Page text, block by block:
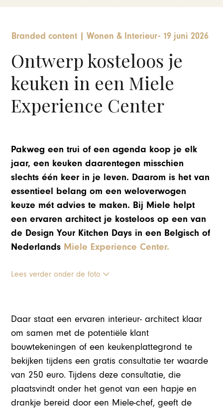
Branded content | Wonen & Interieur- 19 juni 2026
Ontwerp kosteloos je
keuken in een Miele
Experience Center
Pakweg een trui of een agenda koop je elk
jaar, een keuken daarentegen misschien
slechts één keer in je leven. Daarom is het van
essentieel belang om een weloverwogen
keuze mét advies te maken. Bij Miele helpt
een ervaren architect je kosteloos op een van
de Design Your Kitchen Days in een Belgisch of
Nederlands Miele Experience Center.
Lees verder onder de foto
Daar staat een ervaren interieur- architect klaar
om samen met de potentiële klant
bouwtekeningen of een keukenplattegrond te
bekijken tijdens een gratis consultatie ter waarde
van 250 euro. Tijdens deze consultatie, die
plaatsvindt onder het genot van een hapje en
drankje bereid door een Miele-chef, geeft de